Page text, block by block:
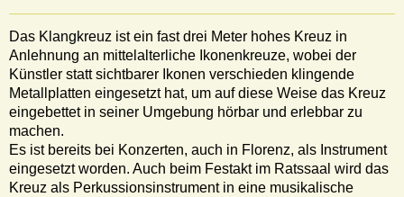
Das Klangkreuz ist ein fast drei Meter hohes Kreuz in
Anlehnung an mittelalterliche Ikonenkreuze, wobei der
Künstler statt sichtbarer Ikonen verschieden klingende
Metallplatten eingesetzt hat, um auf diese Weise das Kreuz
eingebettet in seiner Umgebung hörbar und erlebbar zu
machen.
Es ist bereits bei Konzerten, auch in Florenz, als Instrument
eingesetzt worden. Auch beim Festakt im Ratssaal wird das
Kreuz als Perkussionsinstrument in eine musikalische